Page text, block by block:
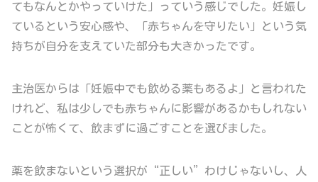
てもなんとかやっていけた」っていう感じでした。妊娠し
ているという安心感や、「赤ちゃんを守りたい」という気
持ちが自分を支えていた部分も大きかったです。
主治医からは「妊娠中でも飲める薬もあるよ」と言われた
けれど、私は少しでも赤ちゃんに影響があるかもしれない
ことが怖くて、飲まずに過ごすことを選びました。
薬を飲まないという選択が“正しい”わけじゃないし、人